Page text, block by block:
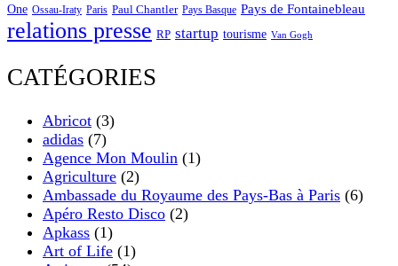
One Ossau-Iraty Paris Paul Chantler Pays Basque Pays de Fontainebleau
relations presse RP startup tourisme Van Gogh
CATÉGORIES
Abricot (3)
adidas (7)
Agence Mon Moulin (1)
Agriculture (2)
Ambassade du Royaume des Pays-Bas à Paris (6)
Apéro Resto Disco (2)
Apkass (1)
Art of Life (1)